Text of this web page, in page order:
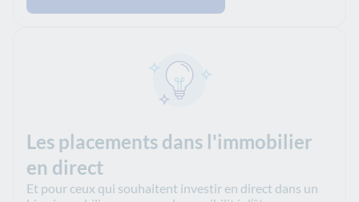
Les placements dans l'immobilier
en direct
Et pour ceux qui souhaitent investir en direct dans un